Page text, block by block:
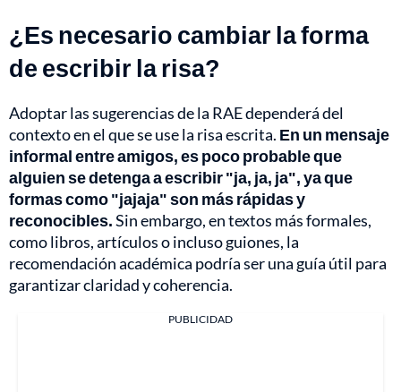
¿Es necesario cambiar la forma
de escribir la risa?
Adoptar las sugerencias de la RAE dependerá del
contexto en el que se use la risa escrita. En un mensaje
informal entre amigos, es poco probable que
alguien se detenga a escribir "ja, ja, ja", ya que
formas como "jajaja" son más rápidas y
reconocibles.Sin embargo, en textos más formales,
como libros, artículos o incluso guiones, la
recomendación académica podría ser una guía útil para
garantizar claridad y coherencia.
PUBLICIDAD